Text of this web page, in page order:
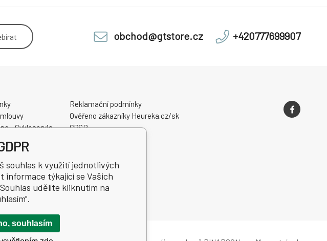
obchod@gtstore.cz +420777699907
- Cykloservis
poukazy
Reklamační podmínky
Ověřeno zákazníky Heureka.cz/sk
GPSR
souhlas k využití jednotlivých
informace týkající se Vašich
udělíte kliknutím na
souhlasím